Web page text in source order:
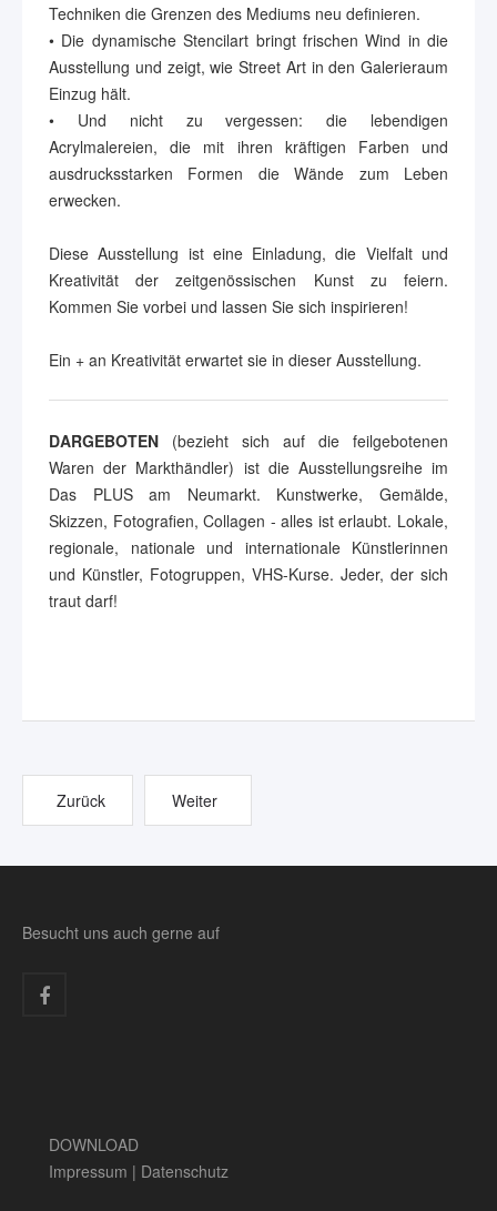
Techniken die Grenzen des Mediums neu definieren.
• Die dynamische Stencilart bringt frischen Wind in die
Ausstellung und zeigt, wie Street Art in den Galerieraum
Einzug hält.
• Und nicht zu vergessen: die lebendigen
Acrylmalereien, die mit ihren kräftigen Farben und
ausdrucksstarken Formen die Wände zum Leben
erwecken.
Diese Ausstellung ist eine Einladung, die Vielfalt und
Kreativität der zeitgenössischen Kunst zu feiern.
Kommen Sie vorbei und lassen Sie sich inspirieren!
Ein + an Kreativität erwartet sie in dieser Ausstellung.
DARGEBOTEN (bezieht sich auf die feilgebotenen
Waren der Markthändler) ist die Ausstellungsreihe im
Das PLUS am Neumarkt. Kunstwerke, Gemälde,
Skizzen, Fotografien, Collagen - alles ist erlaubt. Lokale,
regionale, nationale und internationale Künstlerinnen
und Künstler, Fotogruppen, VHS-Kurse. Jeder, der sich
traut darf!
Zurück Weiter
Besucht uns auch gerne auf
DOWNLOAD
Impressum | Datenschutz